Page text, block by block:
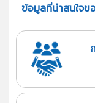
ข้อมูลที่น่าสนใจข